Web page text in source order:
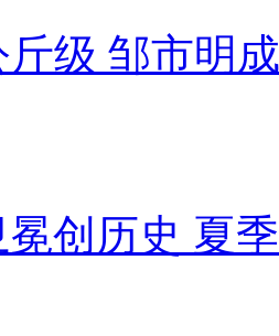
斤级 邹市明
创历史 夏